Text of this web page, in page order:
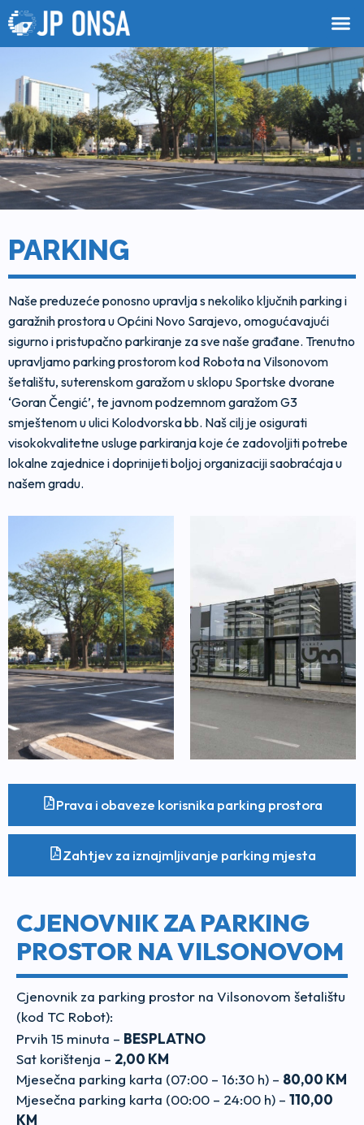
PARKING
Naše preduzeće ponosno upravlja s nekoliko ključnih parking i
garažnih prostora u Općini Novo Sarajevo, omogućavajući
sigurno i pristupačno parkiranje za sve naše građane. Trenutno
upravljamo parking prostorom kod Robota na Vilsonovom
šetalištu, suterenskom garažom u sklopu Sportske dvorane
‘Goran Čengić’, te javnom podzemnom garažom G3
smještenom u ulici Kolodvorska bb. Naš cilj je osigurati
visokokvalitetne usluge parkiranja koje će zadovoljiti potrebe
lokalne zajednice i doprinijeti boljoj organizaciji saobraćaja u
našem gradu.
Prava i obaveze korisnika parking prostora
Zahtjev za iznajmljivanje parking mjesta
CJENOVNIK ZA PARKING
PROSTOR NA VILSONOVOM
Cjenovnik za parking prostor na Vilsonovom šetalištu
(kod TC Robot):
Prvih 15 minuta – BESPLATNO
Sat korištenja – 2,00 KM
Mjesečna parking karta (07:00 – 16:30 h) – 80,00 KM
Mjesečna parking karta (00:00 – 24:00 h) – 110,00
KM